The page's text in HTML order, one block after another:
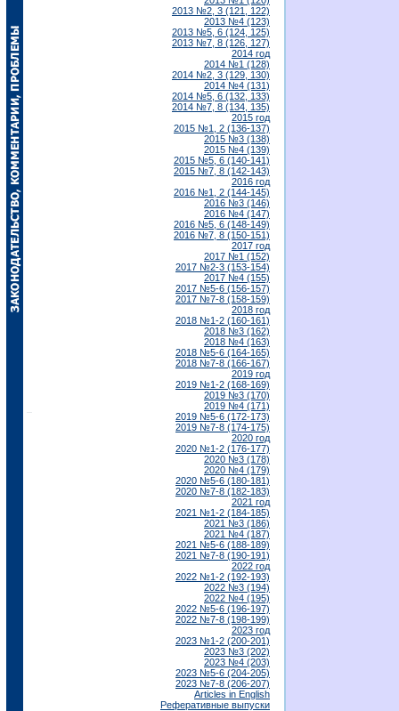
2013 №2, 3 (121, 122)
2013 №4 (123)
2013 №5, 6 (124, 125)
2013 №7, 8 (126, 127)
2014 год
2014 №1 (128)
2014 №2, 3 (129, 130)
2014 №4 (131)
2014 №5, 6 (132, 133)
2014 №7, 8 (134, 135)
2015 год
2015 №1, 2 (136-137)
2015 №3 (138)
2015 №4 (139)
2015 №5, 6 (140-141)
2015 №7, 8 (142-143)
2016 год
2016 №1, 2 (144-145)
2016 №3 (146)
2016 №4 (147)
2016 №5, 6 (148-149)
2016 №7, 8 (150-151)
2017 год
2017 №1 (152)
2017 №2-3 (153-154)
2017 №4 (155)
2017 №5-6 (156-157)
2017 №7-8 (158-159)
2018 год
2018 №1-2 (160-161)
2018 №3 (162)
2018 №4 (163)
2018 №5-6 (164-165)
2018 №7-8 (166-167)
2019 год
2019 №1-2 (168-169)
2019 №3 (170)
2019 №4 (171)
2019 №5-6 (172-173)
2019 №7-8 (174-175)
2020 год
2020 №1-2 (176-177)
2020 №3 (178)
2020 №4 (179)
2020 №5-6 (180-181)
2020 №7-8 (182-183)
2021 год
2021 №1-2 (184-185)
2021 №3 (186)
2021 №4 (187)
2021 №5-6 (188-189)
2021 №7-8 (190-191)
2022 год
2022 №1-2 (192-193)
2022 №3 (194)
2022 №4 (195)
2022 №5-6 (196-197)
2022 №7-8 (198-199)
2023 год
2023 №1-2 (200-201)
2023 №3 (202)
2023 №4 (203)
2023 №5-6 (204-205)
2023 №7-8 (206-207)
Articles in English
Реферативные выпуски